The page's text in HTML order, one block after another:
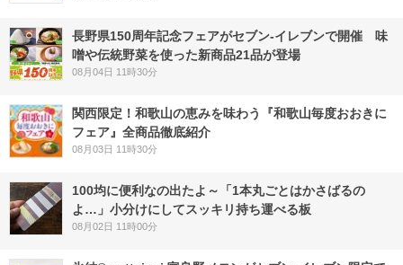
長野県150周年記念フェアがセブン-イレブンで開催 味
噌や伝統野菜を使った新商品21品が登場
08月04日 11時30分
関西限定！和歌山の恵みを味わう『和歌山毎度おおきに
フェア』全商品徹底紹介
08月03日 11時30分
100均に便利なの出たよ～「1本丸ごとはかさばるの
よ…」小分けにしてスッキリ持ち運べる板
08月02日 11時00分